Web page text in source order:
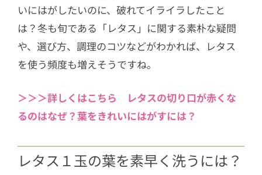
いにはがしたいのに、破れてイライラしたこと
は？冬も旬である「レタス」に関する素朴な疑問
や、選び方、調理のコツなどがわかれば、レタス
を使う頻度も増えそうですね。
＞＞＞詳しくはこちら レタスの切り口が赤くな
るのはなぜ？葉をきれいにはがすには？
レタス１玉の葉を素早く洗うには？